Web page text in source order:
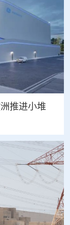
推进小堆